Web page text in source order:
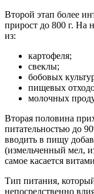
Второй этап более
прирост до 800 г. На
из:
картофеля;
свеклы;
бобовых
пищевых
молочных
Вторая половина
питательностью до
вводить в пищу
(измельченный мел,
самое касается
Тип питания,
непосредственно